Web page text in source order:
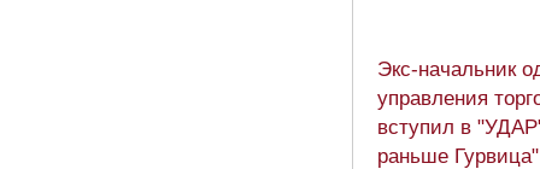
Экс-начальник
управления
вступил в
раньше Гурвица"